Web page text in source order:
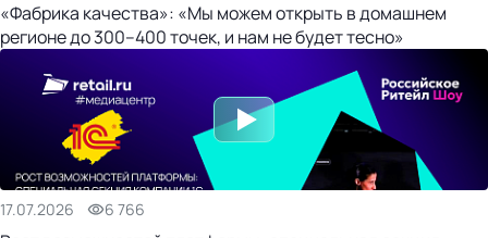
«Фабрика качества»: «Мы можем открыть в домашнем
регионе до 300–400 точек, и нам не будет тесно»
17.07.2026 6 766